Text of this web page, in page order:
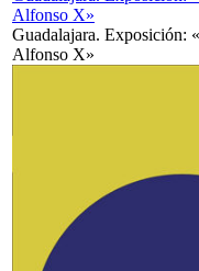
Alfonso X»
Guadalajara. Exposición:
Alfonso X»